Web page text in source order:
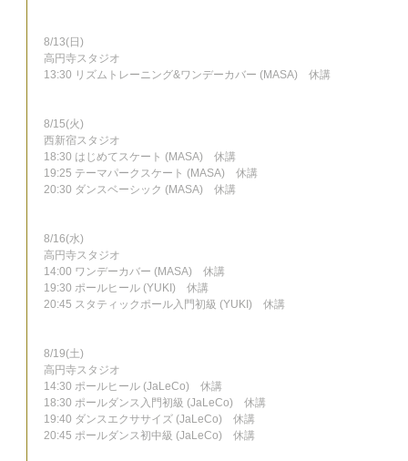
8/13(日)
高円寺スタジオ
13:30 リズムトレーニング&ワンデーカバー (MASA)　休講
8/15(火)
西新宿スタジオ
18:30 はじめてスケート (MASA)　休講
19:25 テーマパークスケート (MASA)　休講
20:30 ダンスベーシック (MASA)　休講
8/16(水)
高円寺スタジオ
14:00 ワンデーカバー (MASA)　休講
19:30 ポールヒール (YUKI)　休講
20:45 スタティックポール入門初級 (YUKI)　休講
8/19(土)
高円寺スタジオ
14:30 ポールヒール (JaLeCo)　休講
18:30 ポールダンス入門初級 (JaLeCo)　休講
19:40 ダンスエクササイズ (JaLeCo)　休講
20:45 ポールダンス初中級 (JaLeCo)　休講